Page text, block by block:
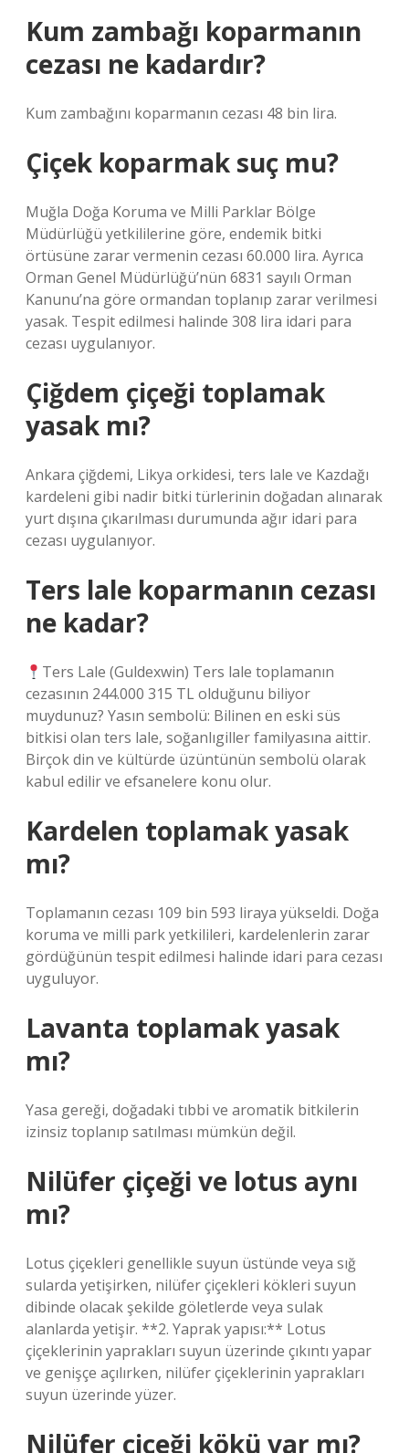
Kum zambağı koparmanın
cezası ne kadardır?
Kum zambağını koparmanın cezası 48 bin lira.
Çiçek koparmak suç mu?
Muğla Doğa Koruma ve Milli Parklar Bölge
Müdürlüğü yetkililerine göre, endemik bitki
örtüsüne zarar vermenin cezası 60.000 lira. Ayrıca
Orman Genel Müdürlüğü’nün 6831 sayılı Orman
Kanunu’na göre ormandan toplanıp zarar verilmesi
yasak. Tespit edilmesi halinde 308 lira idari para
cezası uygulanıyor.
Çiğdem çiçeği toplamak
yasak mı?
Ankara çiğdemi, Likya orkidesi, ters lale ve Kazdağı
kardeleni gibi nadir bitki türlerinin doğadan alınarak
yurt dışına çıkarılması durumunda ağır idari para
cezası uygulanıyor.
Ters lale koparmanın cezası
ne kadar?
Ters Lale (Guldexwin) Ters lale toplamanın
cezasının 244.000 315 TL olduğunu biliyor
muydunuz? Yasın sembolü: Bilinen en eski süs
bitkisi olan ters lale, soğanlıgiller familyasına aittir.
Birçok din ve kültürde üzüntünün sembolü olarak
kabul edilir ve efsanelere konu olur.
Kardelen toplamak yasak
mı?
Toplamanın cezası 109 bin 593 liraya yükseldi. Doğa
koruma ve milli park yetkilileri, kardelenlerin zarar
gördüğünün tespit edilmesi halinde idari para cezası
uyguluyor.
Lavanta toplamak yasak
mı?
Yasa gereği, doğadaki tıbbi ve aromatik bitkilerin
izinsiz toplanıp satılması mümkün değil.
Nilüfer çiçeği ve lotus aynı
mı?
Lotus çiçekleri genellikle suyun üstünde veya sığ
sularda yetişirken, nilüfer çiçekleri kökleri suyun
dibinde olacak şekilde göletlerde veya sulak
alanlarda yetişir. **2. Yaprak yapısı:** Lotus
çiçeklerinin yaprakları suyun üzerinde çıkıntı yapar
ve genişçe açılırken, nilüfer çiçeklerinin yaprakları
suyun üzerinde yüzer.
Nilüfer çiçeği kökü var mı?